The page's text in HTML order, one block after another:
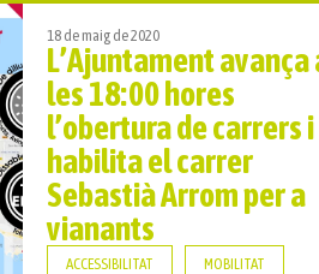
18 de maig de 2020
L’Ajuntament avança
les 18:00 hores
l’obertura de carrers i
habilita el carrer
Sebastià Arrom per a
vianants
ACCESSIBILITAT MOBILITAT